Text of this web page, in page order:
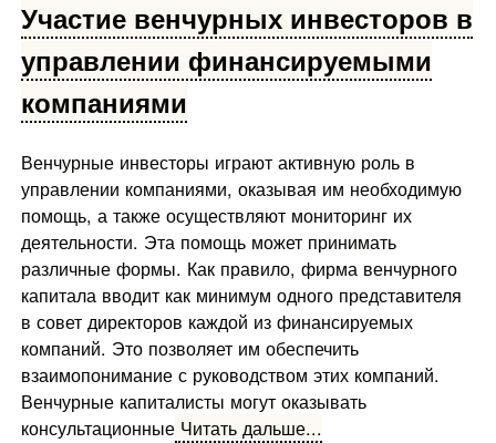
Участие венчурных инвесторов в
управлении финансируемыми
компаниями
Венчурные инвесторы играют активную роль в
управлении компаниями, оказывая им необходимую
помощь, а также осуществляют мониторинг их
деятельности. Эта помощь может принимать
различные формы. Как правило, фирма венчурного
капитала вводит как минимум одного представителя
в совет директоров каждой из финансируемых
компаний. Это позволяет им обеспечить
взаимопонимание с руководством этих компаний.
Венчурные капиталисты могут оказывать
консультационные Читать дальше...